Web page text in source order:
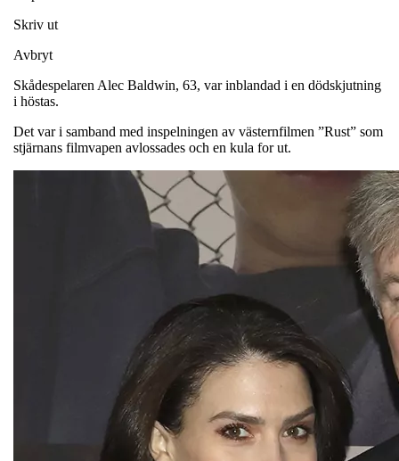
Skriv ut
Avbryt
Skådespelaren Alec Baldwin, 63, var inblandad i en dödskjutning
i höstas.
Det var i samband med inspelningen av västernfilmen ”Rust” som
stjärnans filmvapen avlossades och en kula for ut.